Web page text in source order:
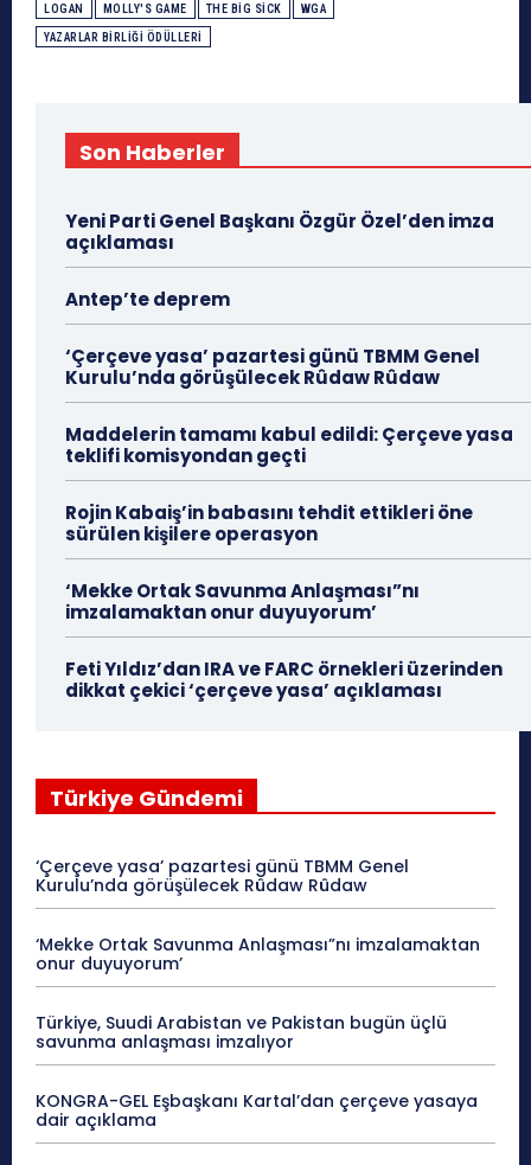
LOGAN MOLLY'S GAME THE BIG SICK WGA
YAZARLAR BIRLIĞI ÖDÜLLERI
Son Haberler
Yeni Parti Genel Başkanı Özgür Özel’den imza
açıklaması
Antep’te deprem
‘Çerçeve yasa’ pazartesi günü TBMM Genel
Kurulu’nda görüşülecek Rûdaw Rûdaw
Maddelerin tamamı kabul edildi: Çerçeve yasa
teklifi komisyondan geçti
Rojin Kabaiş’in babasını tehdit ettikleri öne
sürülen kişilere operasyon
‘Mekke Ortak Savunma Anlaşması”nı
imzalamaktan onur duyuyorum’
Feti Yıldız’dan IRA ve FARC örnekleri üzerinden
dikkat çekici ‘çerçeve yasa’ açıklaması
Türkiye Gündemi
‘Çerçeve yasa’ pazartesi günü TBMM Genel
Kurulu’nda görüşülecek Rûdaw Rûdaw
‘Mekke Ortak Savunma Anlaşması”nı imzalamaktan
onur duyuyorum’
Türkiye, Suudi Arabistan ve Pakistan bugün üçlü
savunma anlaşması imzalıyor
KONGRA-GEL Eşbaşkanı Kartal’dan çerçeve yasaya
dair açıklama